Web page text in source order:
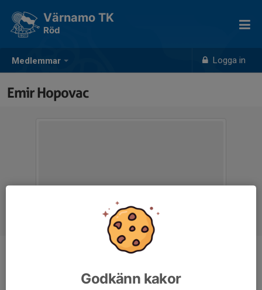
Medlemmar Logga in
Värnamo TK
Röd
Emir Hopovac
Godkänn kakor